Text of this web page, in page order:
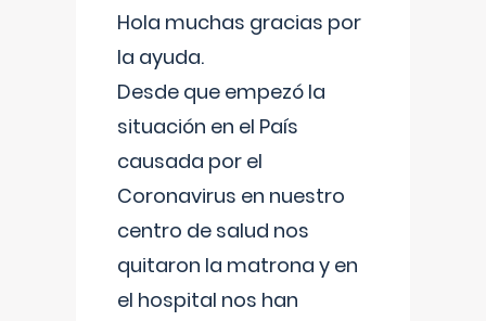
Hola muchas gracias por
la ayuda.
Desde que empezó la
situación en el País
causada por el
Coronavirus en nuestro
centro de salud nos
quitaron la matrona y en
el hospital nos han